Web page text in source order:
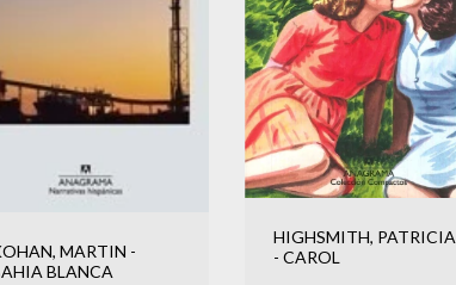
MARTIN -
BLANCA
HIGHSMITH, PATRICIA
- CAROL